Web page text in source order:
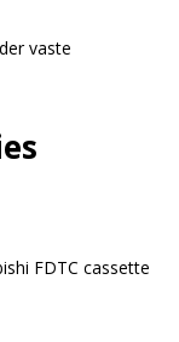
vaste
FDTC cassette